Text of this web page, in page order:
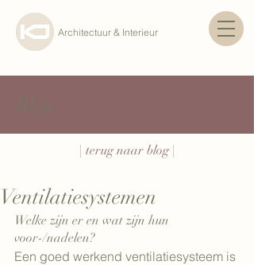
Architectuur & Interieur
| terug naar blog |
Ventilatiesystemen
Welke zijn er en wat zijn hun
voor-/nadelen?
Een goed werkend ventilatiesysteem is